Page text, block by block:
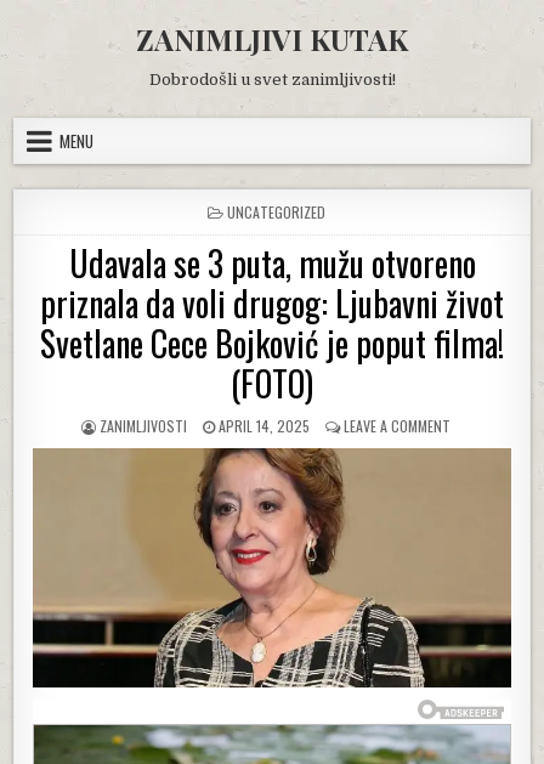
content
ZANIMLJIVI KUTAK
Dobrodošli u svet zanimljivosti!
MENU
POSTED
IN
UNCATEGORIZED
Udavala se 3 puta, mužu otvoreno
priznala da voli drugog: Ljubavni život
Svetlane Cece Bojković je poput filma!
(FOTO)
AUTHOR:
ZANIMLJIVOSTI
PUBLISHED
DATE:
APRIL 14, 2025 LEAVE A COMMENT
UDAVALA
VOLI
DRUGOG:
LJUBAVNI
ŽIVOT
SVETLANE
CECE
BOJKOVIĆ